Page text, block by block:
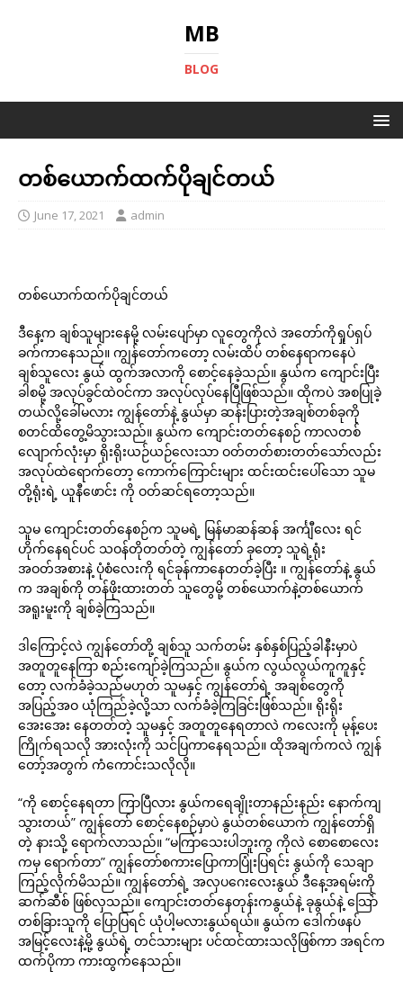
MB
BLOG
တစ်ယောက်ထက်ပိုချင်တယ်
June 17, 2021 admin
တစ်ယောက်ထက်ပိုချင်တယ်
ဒီနေ့က ချစ်သူများနေမို့ လမ်းပျော်မှာ လူတွေကိုလဲ အတော်ကိုရှုပ်ရှပ်
ခက်ကာနေသည်။ ကျွန်တော်ကတော့ လမ်းထိပ် တစ်နေရာကနေပဲ
ချစ်သူလေး နွယ် ထွက်အလာကို စောင့်နေခဲ့သည်။ နွယ်က ကျောင်းပြီး
ခါစမို့ အလုပ်ခွင်ထဲဝင်ကာ အလုပ်လုပ်နေပြီဖြစ်သည်။ ထိုကပဲ အစပြုခဲ့
တယ်လို့ခေါ်မလား ကျွန်တော်နဲ့ နွယ်မှာ ဆန်းပြားတဲ့အချစ်တစ်ခုကို
စတင်ထိတွေ့မိသွားသည်။ နွယ်က ကျောင်းတတ်နေစဉ် ကာလတစ်
လျောက်လုံးမှာ ရိုးရိုးယဉ်ယဉ်လေးသာ ဝတ်တတ်စားတတ်သော်လည်း
အလုပ်ထဲရောက်တော့ ကောက်ကြောင်းများ ထင်းထင်းပေါ်သော သူမ
တို့ရုံးရဲ့ ယူနီဖောင်း ကို ဝတ်ဆင်ရတော့သည်။
သူမ ကျောင်းတတ်နေစဉ်က သူမရဲ့ မြန်မာဆန်ဆန် အင်္ကျီလေး ရင်
ဟိုက်နေရင်ပင် သဝန်တိုတတ်တဲ့ ကျွန်တော် ခုတော့ သူရဲ့ရုံး
အဝတ်အစားနဲ့ ပုံစံလေးကို ရင်ခုန်ကာနေတတ်ခဲ့ပြီး ။ ကျွန်တော်နဲ့ နွယ်
က အချစ်ကို တန်ဖိုးထားတတ် သူတွေမို့ တစ်ယောက်နဲ့တစ်ယောက်
အရူးမူးကို ချစ်ခဲ့ကြသည်။
ဒါကြောင့်လဲ ကျွန်တော်တို့ ချစ်သူ သက်တမ်း နှစ်နှစ်ပြည့်ခါနီးမှာပဲ
အတူတူနေကြာ စည်းကျော်ခဲ့ကြသည်။ နွယ်က လွယ်လွယ်ကူကူနှင့်
တော့ လက်ခံခဲ့သည်မဟုတ် သူမနှင့် ကျွန်တော်ရဲ့ အချစ်တွေကို
အပြည့်အဝ ယုံကြည်ခဲ့လို့သာ လက်ခံခဲ့ကြခြင်းဖြစ်သည်။ ရိုးရိုး
အေးအေး နေတတ်တဲ့ သူမနှင့် အတူတူနေရတာလဲ ကလေးကို မုန့်ပေး
ကြိုက်ရသလို အားလုံးကို သင်ပြကာနေရသည်။ ထိုအချက်ကလဲ ကျွန်
တော့်အတွက် ကံကောင်းသလိုလို။
“ကို စောင့်နေရတာ ကြာပြီလား နွယ်ကရေချိုးတာနည်းနည်း နောက်ကျ
သွားတယ်” ကျွန်တော် စောင့်နေစဉ်မှာပဲ နွယ်တစ်ယောက် ကျွန်တော်ရှိ
တဲ့ နားသို့ ရောက်လာသည်။ “မကြာသေးပါဘူးကွ ကိုလဲ စောစောလေး
ကမှ ရောက်တာ” ကျွန်တော်စကားပြောကာပြုံးပြရင်း နွယ်ကို သေချာ
ကြည့်လိုက်မိသည်။ ကျွန်တော်ရဲ့ အလှပဂေးလေးနွယ် ဒီနေ့အရမ်းကို
ဆက်ဆီစ် ဖြစ်လှသည်။ ကျောင်းတတ်နေတုန်းကနွယ်နဲ့ ခုနွယ်နဲ့ သြော်
တစ်ခြားသူကို ပြောပြရင် ယုံပါ့မလားနွယ်ရယ်။ နွယ်က ဒေါက်ဖနပ်
အမြင့်လေးနဲ့မို့ နွယ်ရဲ့ တင်သားများ ပင်ထင်ထားသလိုဖြစ်ကာ အရင်က
ထက်ပိုကာ ကားထွက်နေသည်။